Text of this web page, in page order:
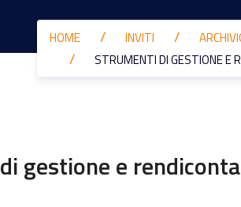
HOME INVITI
STRUMENTI DI GESTIONE E
gestione e